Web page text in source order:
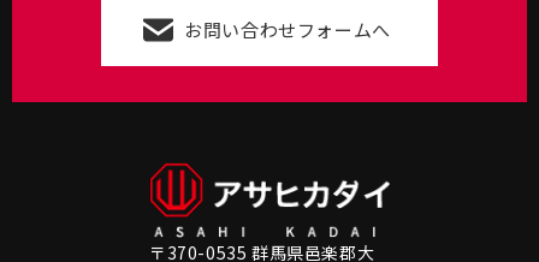
お問い合わせフォームへ
〒370-0535 群馬県邑楽郡大